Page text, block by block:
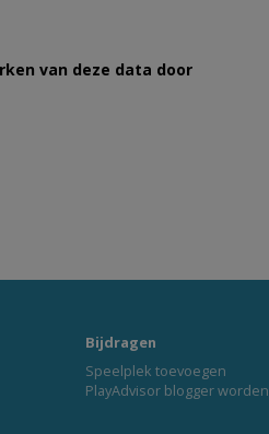
van deze data door
Bijdragen
Speelplek toevoegen
PlayAdvisor blogger worden